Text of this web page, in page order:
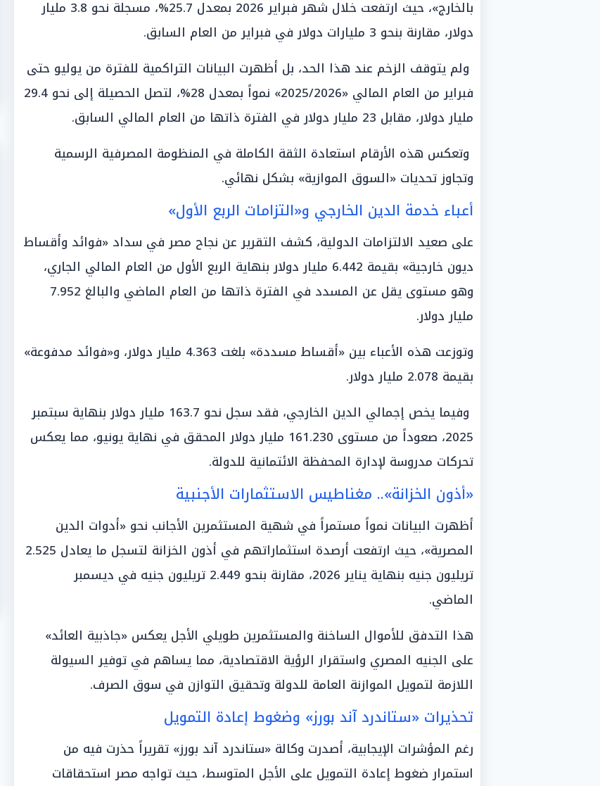
بالخارج»، حيث ارتفعت خلال شهر فبراير 2026 بمعدل 25.7%، مسجلة نحو 3.8 مليار
دولار، مقارنة بنحو 3 مليارات دولار في فبراير من العام السابق.
ولم يتوقف الزخم عند هذا الحد، بل أظهرت البيانات التراكمية للفترة من يوليو حتى
فبراير من العام المالي «2025/2026» نمواً بمعدل 28%، لتصل الحصيلة إلى نحو 29.4
مليار دولار، مقابل 23 مليار دولار في الفترة ذاتها من العام المالي السابق.
وتعكس هذه الأرقام استعادة الثقة الكاملة في المنظومة المصرفية الرسمية
وتجاوز تحديات «السوق الموازية» بشكل نهائي.
أعباء خدمة الدين الخارجي و«التزامات الربع الأول»
على صعيد الالتزامات الدولية، كشف التقرير عن نجاح مصر في سداد «فوائد وأقساط
ديون خارجية» بقيمة 6.442 مليار دولار بنهاية الربع الأول من العام المالي الجاري،
وهو مستوى يقل عن المسدد في الفترة ذاتها من العام الماضي والبالغ 7.952
مليار دولار.
وتوزعت هذه الأعباء بين «أقساط مسددة» بلغت 4.363 مليار دولار، و«فوائد مدفوعة»
بقيمة 2.078 مليار دولار.
وفيما يخص إجمالي الدين الخارجي، فقد سجل نحو 163.7 مليار دولار بنهاية سبتمبر
2025، صعوداً من مستوى 161.230 مليار دولار المحقق في نهاية يونيو، مما يعكس
تحركات مدروسة لإدارة المحفظة الائتمانية للدولة.
«أذون الخزانة».. مغناطيس الاستثمارات الأجنبية
أظهرت البيانات نمواً مستمراً في شهية المستثمرين الأجانب نحو «أدوات الدين
المصرية»، حيث ارتفعت أرصدة استثماراتهم في أذون الخزانة لتسجل ما يعادل 2.525
تريليون جنيه بنهاية يناير 2026، مقارنة بنحو 2.449 تريليون جنيه في ديسمبر
الماضي.
هذا التدفق للأموال الساخنة والمستثمرين طويلي الأجل يعكس «جاذبية العائد»
على الجنيه المصري واستقرار الرؤية الاقتصادية، مما يساهم في توفير السيولة
اللازمة لتمويل الموازنة العامة للدولة وتحقيق التوازن في سوق الصرف.
تحذيرات «ستاندرد آند بورز» وضغوط إعادة التمويل
رغم المؤشرات الإيجابية، أصدرت وكالة «ستاندرد آند بورز» تقريراً حذرت فيه من
استمرار ضغوط إعادة التمويل على الأجل المتوسط، حيث تواجه مصر استحقاقات